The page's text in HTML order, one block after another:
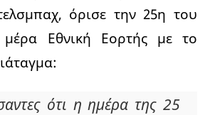
όρισε την 25η του
Εθνική Εορτής με το
ότι η ημέρα της 25